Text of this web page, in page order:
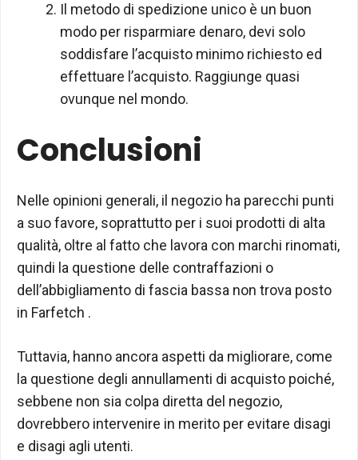
Il metodo di spedizione unico è un buon
modo per risparmiare denaro, devi solo
soddisfare l’acquisto minimo richiesto ed
effettuare l’acquisto. Raggiunge quasi
ovunque nel mondo.
Conclusioni
Nelle opinioni generali, il negozio ha parecchi punti
a suo favore, soprattutto per i suoi prodotti di alta
qualità, oltre al fatto che lavora con marchi rinomati,
quindi la questione delle contraffazioni o
dell’abbigliamento di fascia bassa non trova posto
in Farfetch .
Tuttavia, hanno ancora aspetti da migliorare, come
la questione degli annullamenti di acquisto poiché,
sebbene non sia colpa diretta del negozio,
dovrebbero intervenire in merito per evitare disagi
e disagi agli utenti.